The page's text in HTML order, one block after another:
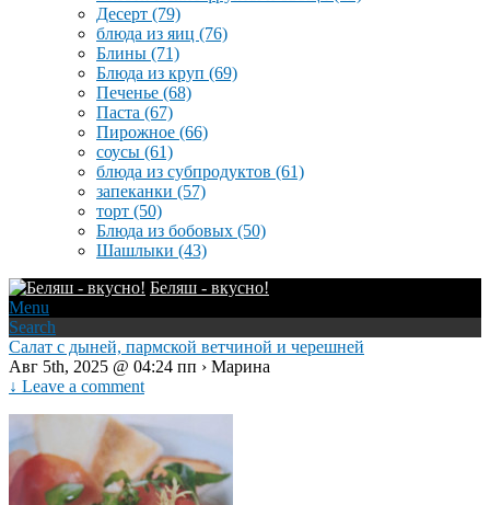
Десерт (79)
блюда из яиц (76)
Блины (71)
Блюда из круп (69)
Печенье (68)
Паста (67)
Пирожное (66)
соусы (61)
блюда из субпродуктов (61)
запеканки (57)
торт (50)
Блюда из бобовых (50)
Шашлыки (43)
Беляш - вкусно!
Menu
Search
Салат с дыней, пармской ветчиной и черешней
Авг 5th, 2025 @ 04:24 пп › Марина
↓ Leave a comment